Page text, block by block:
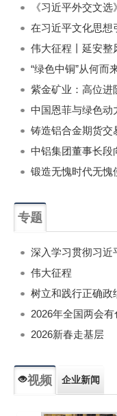
《习近平外交文
“绿色中铜”从何而
紫金矿业：高位进
中国恩菲与绿色动
铸造铝合金期货交
专题
深入学习贯彻习近
伟大征程
树立和践行正确政
2026年全国两会
2026新春走基层
视频 企业新闻